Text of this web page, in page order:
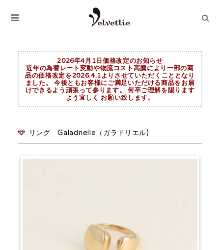
2026年4月1日価格改定のお知らせ
近年の為替レート変動や物流コスト高騰により一部の商
品の価格改定を2026.4.1よりさせていただくこととなり
ました。 今後ともお客様にご満足いただける商品をお届
けできるよう頑張って参ります。 何卒ご理解を賜ります
よう宜しく お願い致します。
リング Galadrielle（ガラドリエル)